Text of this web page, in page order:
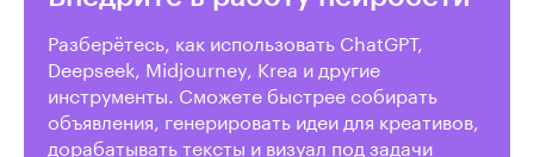
Разберётесь, как использовать ChatGPT,
Deepseek, Midjourney, Krea и другие
инструменты. Сможете быстрее собирать
объявления, генерировать идеи для креативов,
дорабатывать тексты и визуал под задачи